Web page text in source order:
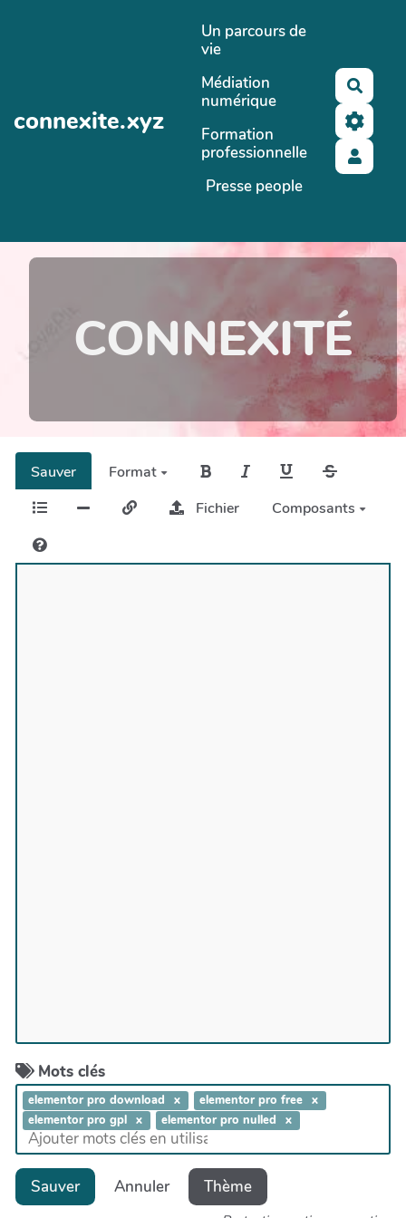
connexite.xyz
Un parcours de
vie
Médiation
numérique
Formation
professionnelle
Presse people
CONNEXITÉ
Sauver
Format
Fichier
Composants
Mots clés
elementor pro download
elementor pro free
elementor pro gpl
elementor pro nulled
Sauver Annuler Thème